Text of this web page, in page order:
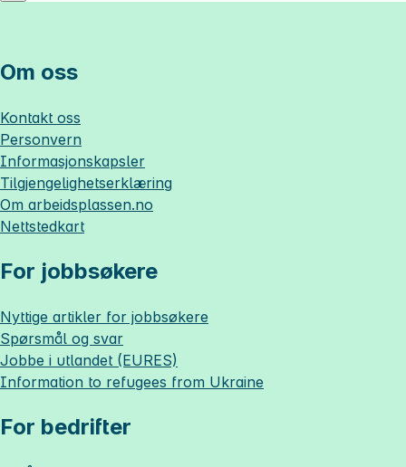
Om oss
Kontakt oss
Personvern
Informasjonskapsler
Tilgjengelighetserklæring
Om arbeidsplassen.no
Nettstedkart
For jobbsøkere
Nyttige artikler for jobbsøkere
Spørsmål og svar
Jobbe i utlandet (EURES)
Information to refugees from Ukraine
For bedrifter